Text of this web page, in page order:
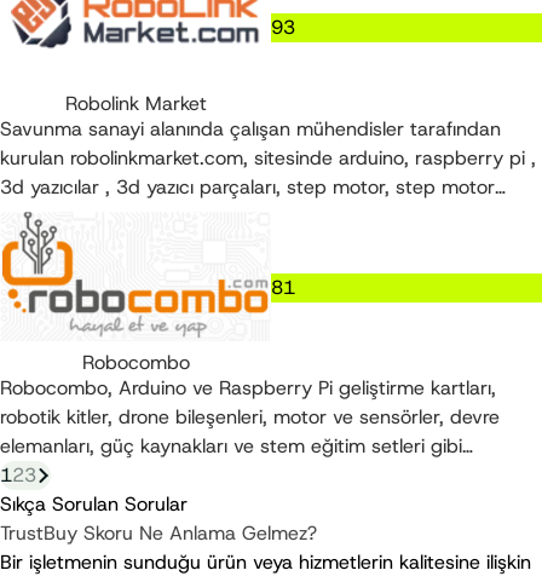
Robolink Market
93
Savunma sanayi alanında çalışan mühendisler tarafından
kurulan robolinkmarket.com, sitesinde arduino, raspberry pi ,
3d yazıcılar , 3d yazıcı parçaları, step motor, step motor
sürücüleri gibi onlarca kategoride binlerce ürünü satışa
sunmaktadır.
Robocombo
81
Robocombo, Arduino ve Raspberry Pi geliştirme kartları,
robotik kitler, drone bileşenleri, motor ve sensörler, devre
elemanları, güç kaynakları ve stem eğitim setleri gibi
elektronik ve kodlama projelerine yönelik ürünlerin satıldığı bir
platformdur
123
Sıkça Sorulan Sorular
TrustBuy Skoru Ne Anlama Gelmez?
Bir işletmenin sunduğu ürün veya hizmetlerin kalitesine ilişkin